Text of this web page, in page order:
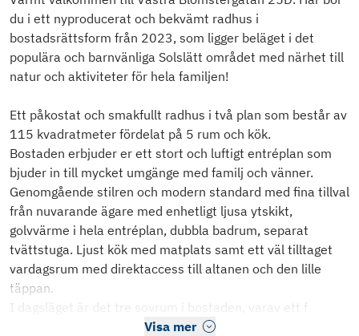
du i ett nyproducerat och bekvämt radhus i
bostadsrättsform från 2023, som ligger beläget i det
populära och barnvänliga Solslätt området med närhet till
natur och aktiviteter för hela familjen!
Ett påkostat och smakfullt radhus i två plan som består av
115 kvadratmeter fördelat på 5 rum och kök.
Bostaden erbjuder er ett stort och luftigt entréplan som
bjuder in till mycket umgänge med familj och vänner.
Genomgående stilren och modern standard med fina tillval
från nuvarande ägare med enhetligt ljusa ytskikt,
golvvärme i hela entréplan, dubbla badrum, separat
tvättstuga. Ljust kök med matplats samt ett väl tilltaget
vardagsrum med direktaccess till altanen och den lille
täppan.
I dagsläget är det tre sovrum i bostaden, varav ett f
Visa mer